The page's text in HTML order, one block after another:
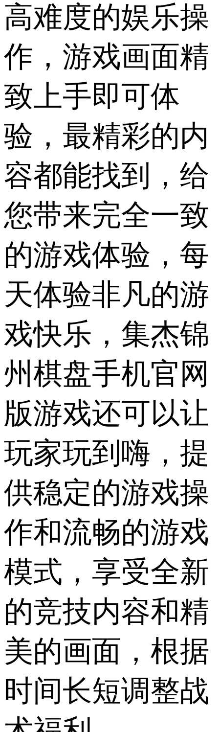
高难度的娱乐操
作，游戏画面精
致上手即可体
验，最精彩的内
容都能找到，给
您带来完全一致
的游戏体验，每
天体验非凡的游
戏快乐，集杰锦
州棋盘手机官网
版游戏还可以让
玩家玩到嗨，提
供稳定的游戏操
作和流畅的游戏
模式，享受全新
的竞技内容和精
美的画面，根据
时间长短调整战